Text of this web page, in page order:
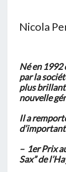
Nicola
Né en
par la
plus
nouvelle
Il a
– 1er Prix
Sax” de